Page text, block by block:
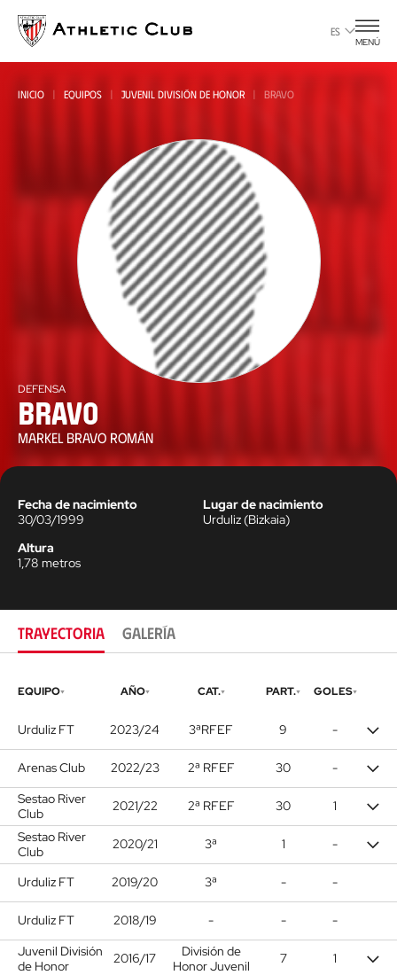
contenido
principal
ES
MENÚ
INICIO EQUIPOS JUVENIL DIVISIÓN DE HONOR BRAVO
DEFENSA
Bravo
MARKEL BRAVO ROMÁN
Fecha de nacimiento
30/03/1999
Lugar de nacimiento
Urduliz (Bizkaia)
Altura
1,78 metros
TRAYECTORIA GALERÍA
EQUIPO AÑO CAT. PART. GOLES
Urduliz FT 2023/24 3ªRFEF 9 -
Arenas Club 2022/23 2ª RFEF 30
-
Sestao River
Club
2021/22 2ª RFEF 30
1
Sestao River
Club
2020/21 3ª 1 -
Urduliz FT 2019/20 3ª - -
Urduliz FT 2018/19 - -
-
Juvenil División
de Honor
2016/17
División de
Honor Juvenil
7 1